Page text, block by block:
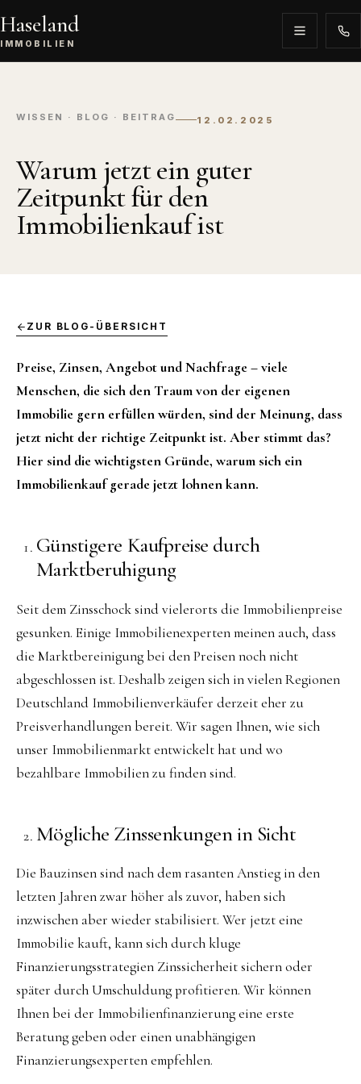
Haseland
IMMOBILIEN
WISSEN · BLOG · BEITRAG 12.02.2025
Warum jetzt ein guter
Zeitpunkt für den
Immobilienkauf ist
ZUR BLOG-ÜBERSICHT
Preise, Zinsen, Angebot und Nachfrage – viele
Menschen, die sich den Traum von der eigenen
Immobilie gern erfüllen würden, sind der Meinung, dass
jetzt nicht der richtige Zeitpunkt ist. Aber stimmt das?
Hier sind die wichtigsten Gründe, warum sich ein
Immobilienkauf gerade jetzt lohnen kann.
Günstigere Kaufpreise durch
Marktberuhigung
Seit dem Zinsschock sind vielerorts die Immobilienpreise
gesunken. Einige Immobilienexperten meinen auch, dass
die Marktbereinigung bei den Preisen noch nicht
abgeschlossen ist. Deshalb zeigen sich in vielen Regionen
Deutschland Immobilienverkäufer derzeit eher zu
Preisverhandlungen bereit. Wir sagen Ihnen, wie sich
unser Immobilienmarkt entwickelt hat und wo
bezahlbare Immobilien zu finden sind.
Mögliche Zinssenkungen in Sicht
Die Bauzinsen sind nach dem rasanten Anstieg in den
letzten Jahren zwar höher als zuvor, haben sich
inzwischen aber wieder stabilisiert. Wer jetzt eine
Immobilie kauft, kann sich durch kluge
Finanzierungsstrategien Zinssicherheit sichern oder
später durch Umschuldung profitieren. Wir können
Ihnen bei der Immobilienfinanzierung eine erste
Beratung geben oder einen unabhängigen
Finanzierungsexperten empfehlen.